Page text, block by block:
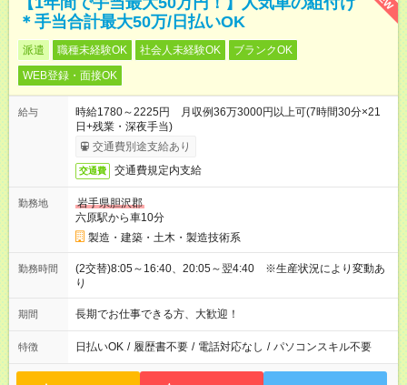
＊手当合計最大50万/日払いOK
派遣 職種未経験OK 社会人未経験OK
ブランクOK
WEB登録・面接OK
給与
時給1780～2225円 月収例36万3000円以上可(7時間30分×21
日+残業・深夜手当)
交通費別途支給あり
交通費 交通費規定内支給
勤務地
岩手県胆沢郡
六原駅から車10分
製造・建築・土木・製造技術系
勤務時間
(2交替)8:05～16:40、20:05～翌4:40 ※生産状況により変動あ
り
期間 長期でお仕事できる方、大歓迎！
特徴 日払いOK / 履歴書不要 / 電話対応なし / パソコンスキル不要